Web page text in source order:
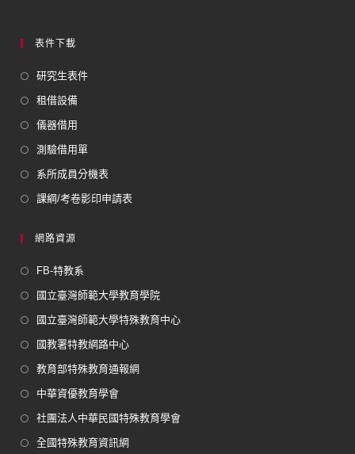
表件下載
研究生表件
租借設備
儀器借用
測驗借用單
系所成員分機表
課綱/考卷影印申請表
網路資源
FB-特教系
國立臺灣師範大學教育學院
國立臺灣師範大學特殊教育中心
國教署特教網路中心
教育部特殊教育通報網
中華資優教育學會
社團法人中華民國特殊教育學會
全國特殊教育資訊網